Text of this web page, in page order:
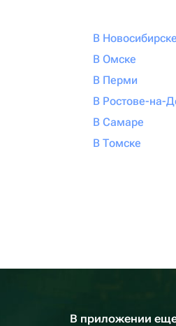
В Новосибирске
В Омске
В Перми
В Ростове-на-
В Самаре
В Томске
В приложении